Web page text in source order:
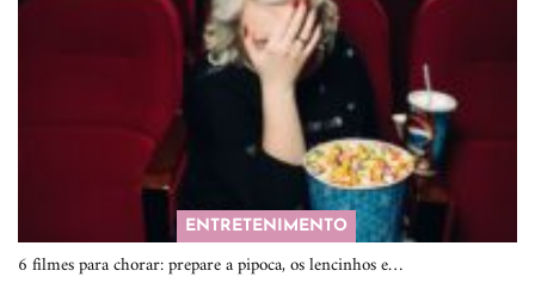
ENTRETENIMENTO
6 filmes para chorar: prepare a pipoca, os lencinhos e…